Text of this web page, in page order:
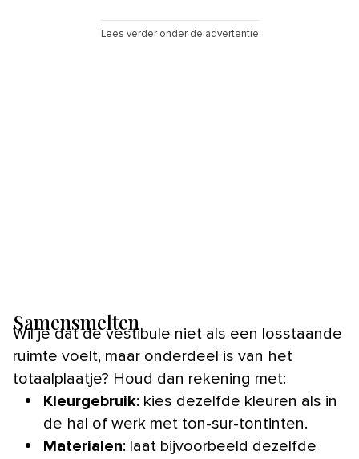
Lees verder onder de advertentie
Samensmelten
Wil je dat de vestibule niet als een losstaande
ruimte voelt, maar onderdeel is van het
totaalplaatje? Houd dan rekening met:
Kleurgebruik: kies dezelfde kleuren als in
de hal of werk met ton-sur-tontinten.
Materialen: laat bijvoorbeeld dezelfde